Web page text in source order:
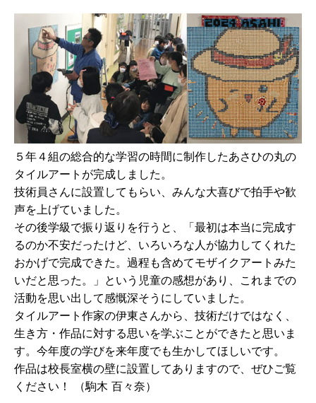
５年４組の総合的な学習の時間に制作したあさひの丸の
タイルアートが完成しました。
技術員さんに設置してもらい、みんな大喜びで拍手や歓
声を上げていました。
その後学級で振り返りを行うと、「最初は本当に完成す
るのか不安だったけど、いろいろな人が協力してくれた
おかげで完成できた。過程も含めてモザイクアートみた
いだと思った。」という児童の感想があり、これまでの
活動を思い出して感慨深そうにしていました。
タイルアート作家の伊東さんから、技術だけではなく、
生き方・作品に対する思いを学ぶことができたと思いま
す。今年度の学びを来年度でも生かしてほしいです。
作品は校長室横の壁に設置してありますので、ぜひご覧
ください！ （駒木 百々奈）